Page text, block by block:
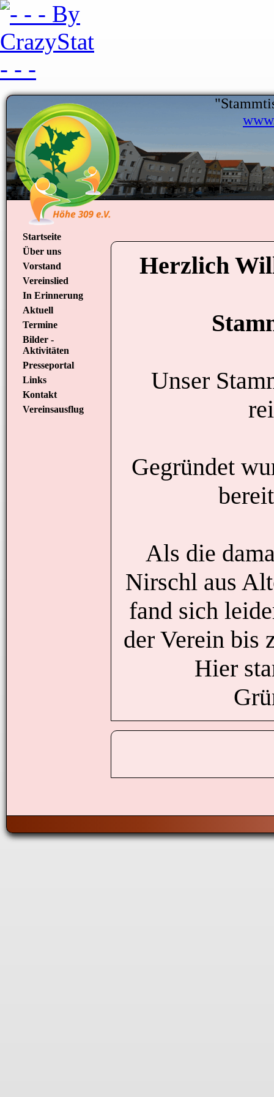
Startseite
Über uns
Vorstand
Vereinslied
In Erinnerung
Aktuell
Termine
Bilder -
Aktivitäten
Presseportal
Links
Kontakt
Vereinsausflug
Herzlich
Unser
Gegründet
Als die
Nirschl aus
fand sich
der Verein bis
Hier